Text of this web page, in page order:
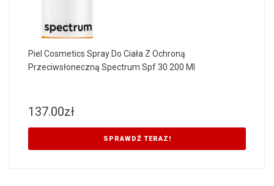
Piel Cosmetics Spray Do Ciała Z Ochroną
Przeciwsłoneczną Spectrum Spf 30 200 Ml
137.00zł
SPRAWDŹ TERAZ!